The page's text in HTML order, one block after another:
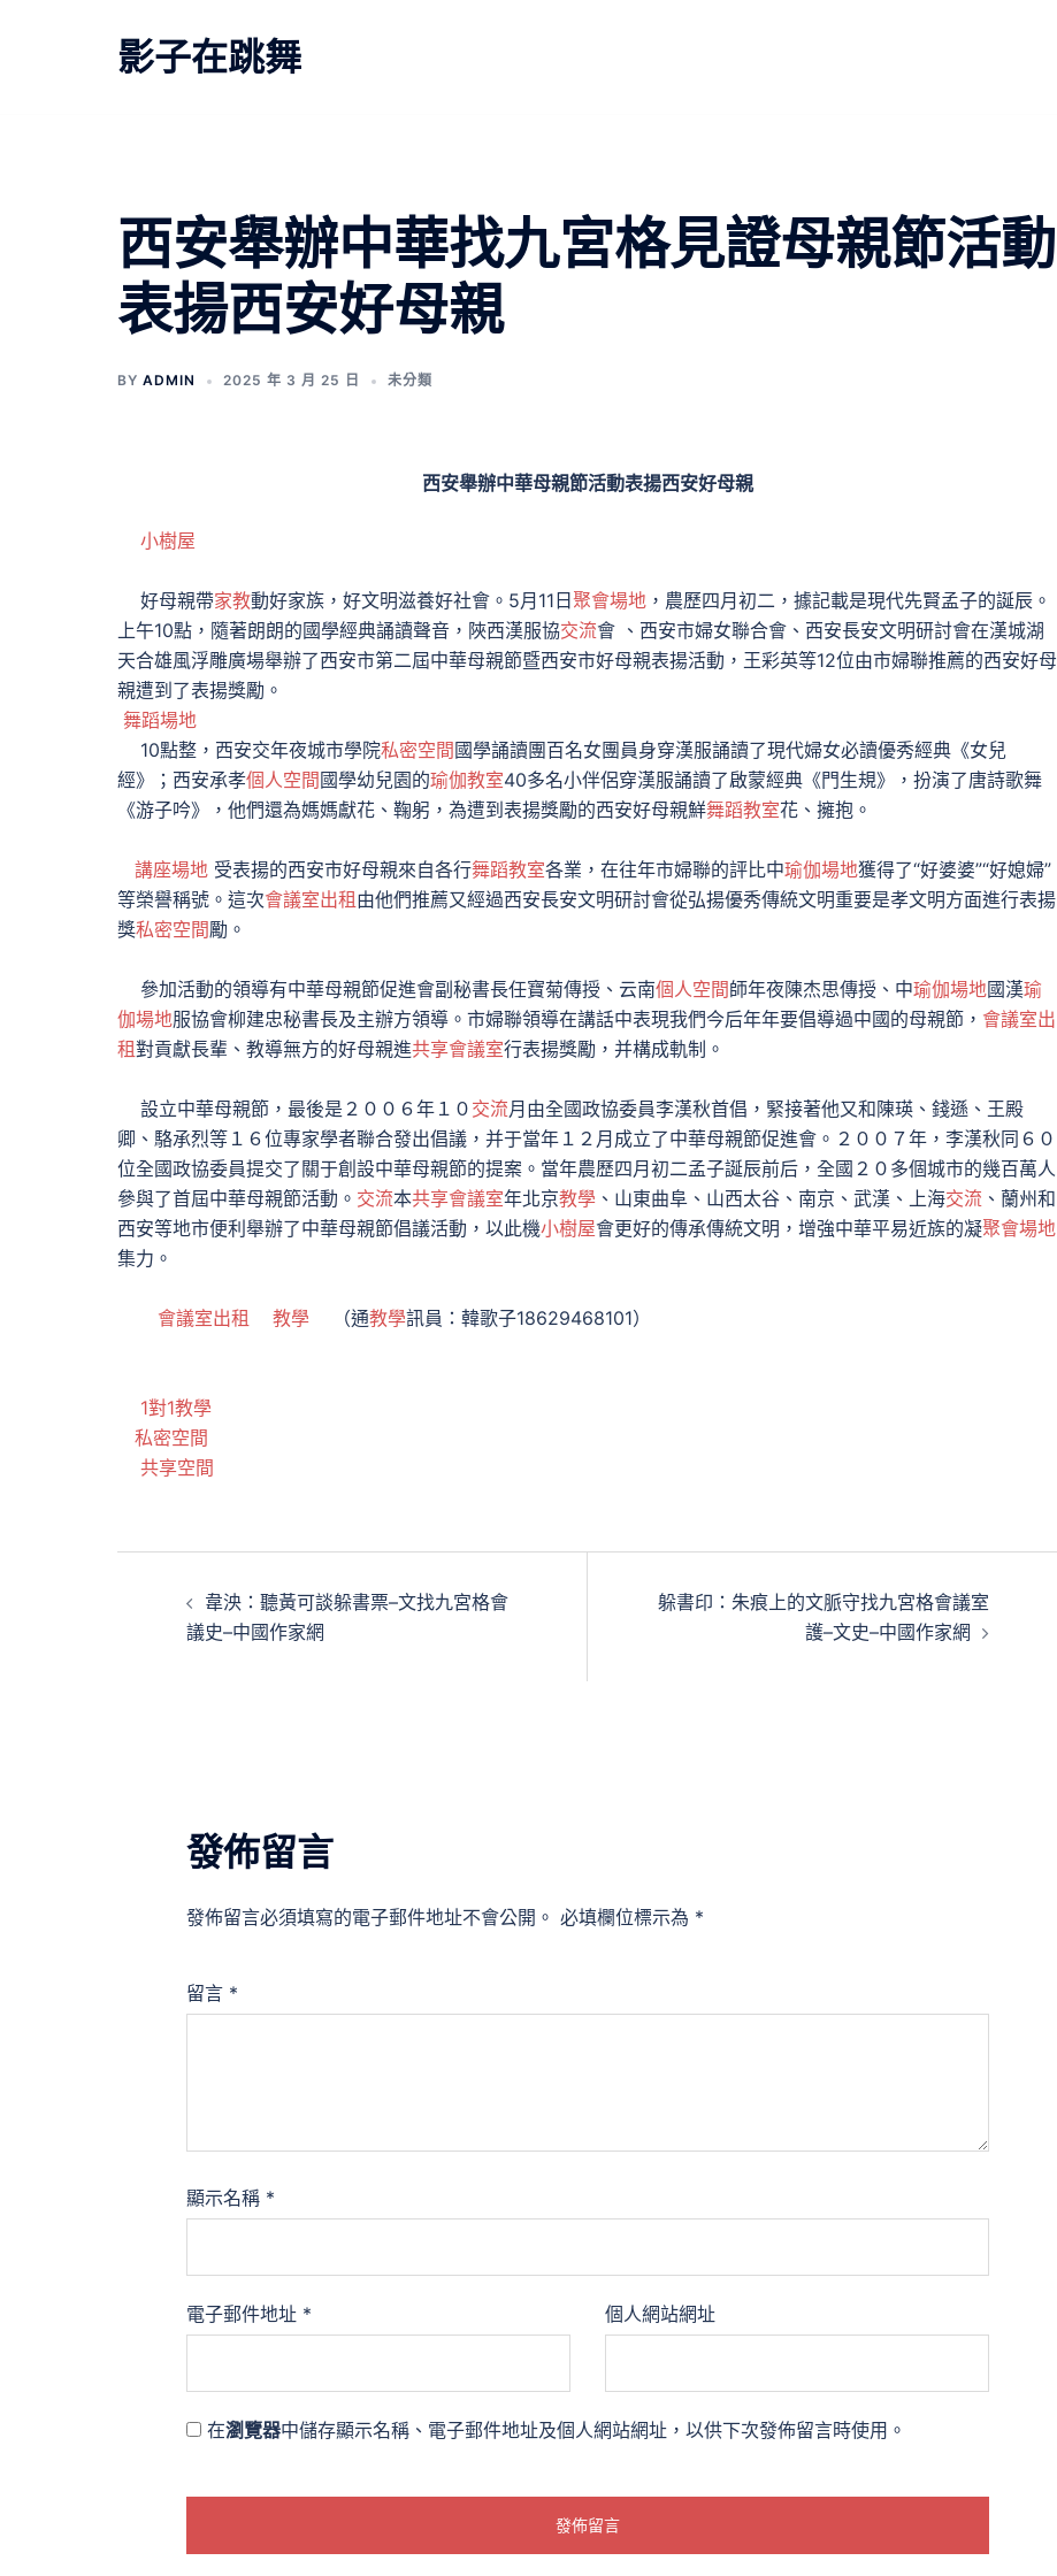
影子在跳舞
西安舉辦中華找九宮格見證母親節活動
表揚西安好母親
BY ADMIN 2025 年 3 月 25 日 未分類
西安舉辦中華母親節活動表揚西安好母親
小樹屋
好母親帶家教動好家族，好文明滋養好社會。5月11日 聚會場地 ，農歷四月初二，據記載是現代先賢孟子的誕辰。
上午10點，隨著朗朗的國學經典誦讀聲音，陜西漢服協交流會 、西安市婦女聯合會、西安長安文明研討會在漢城湖
天合雄風浮雕廣場舉辦了西安市第二屆中華母親節暨西安市好母親表揚活動，王彩英等12位由市婦聯推薦的西安好母
親遭到了表揚獎勵。
舞蹈場地
10點整，西安交年夜城市學院私密空間 國學誦讀團百名女團員身穿漢服誦讀了現代婦女必讀優秀經典《女兒
經》；西安承孝個人空間 國學幼兒園的瑜伽教室40多名小伴侶穿漢服誦讀了啟蒙經典《門生規》，扮演了唐詩歌舞
《游子吟》，他們還為媽媽獻花、鞠躬，為遭到表揚獎勵的西安好母親鮮舞蹈教室花、擁抱。
講座場地 受表揚的西安市好母親來自各行舞蹈教室各業，在往年市婦聯的評比中瑜伽場地獲得了“好婆婆”“好媳婦”
等榮譽稱號。這次會議室出租 由他們推薦又經過西安長安文明研討會從弘揚優秀傳統文明重要是孝文明方面進行表揚
獎私密空間勵。
參加活動的領導有中華母親節促進會副秘書長任寶菊傳授、云南個人空間師年夜陳杰思傳授、中瑜伽場地國漢瑜
伽場地服協會柳建忠秘書長及主辦方領導。市婦聯領導在講話中表現我們今后年年要倡導過中國的母親節， 會議室出
租對貢獻長輩、教導無方的好母親進共享會議室行表揚獎勵，并構成軌制。
設立中華母親節，最後是２００６年１０ 交流月由全國政協委員李漢秋首倡，緊接著他又和陳瑛、錢遜、王殿
卿、駱承烈等１６位專家學者聯合發出倡議，并于當年１２月成立了中華母親節促進會。２００７年，李漢秋同６０
位全國政協委員提交了關于創設中華母親節的提案。當年農歷四月初二孟子誕辰前后，全國２０多個城市的幾百萬人
參與了首屆中華母親節活動。 交流本共享會議室年北京教學 、山東曲阜、山西太谷、南京、武漢、上海交流 、蘭州和
西安等地市便利舉辦了中華母親節倡議活動，以此機小樹屋會更好的傳承傳統文明，增強中華平易近族的凝聚會場地
集力。
會議室出租 教學 （通教學訊員：韓歌子18629468101）
1對1教學
私密空間
共享空間
韋泱：聽黃可談躲書票–文找九宮格會
議史–中國作家網
躲書印：朱痕上的文脈守找九宮格會議室
護–文史–中國作家網
發佈留言
發佈留言必須填寫的電子郵件地址不會公開。 必填欄位標示為 *
留言 *
顯示名稱 *
電子郵件地址 * 個人網站網址
在瀏覽器中儲存顯示名稱、電子郵件地址及個人網站網址，以供下次發佈留言時使用。